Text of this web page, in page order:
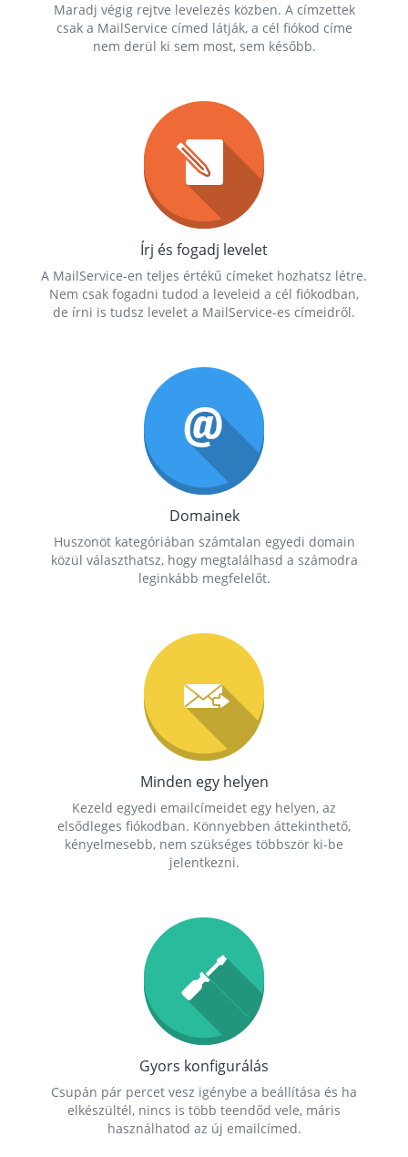
Maradj végig rejtve levelezés közben. A címzettek
csak a MailService címed látják, a cél fiókod címe
nem derül ki sem most, sem később.
Írj és fogadj levelet
A MailService-en teljes értékű címeket hozhatsz létre.
Nem csak fogadni tudod a leveleid a cél fiókodban,
de írni is tudsz levelet a MailService-es címeidről.
Domainek
Huszonöt kategóriában számtalan egyedi domain
közül választhatsz, hogy megtalálhasd a számodra
leginkább megfelelőt.
Minden egy helyen
Kezeld egyedi emailcímeidet egy helyen, az
elsődleges fiókodban. Könnyebben áttekinthető,
kényelmesebb, nem szükséges többször ki-be
jelentkezni.
Gyors konfigurálás
Csupán pár percet vesz igénybe a beállítása és ha
elkészültél, nincs is több teendőd vele, máris
használhatod az új emailcímed.